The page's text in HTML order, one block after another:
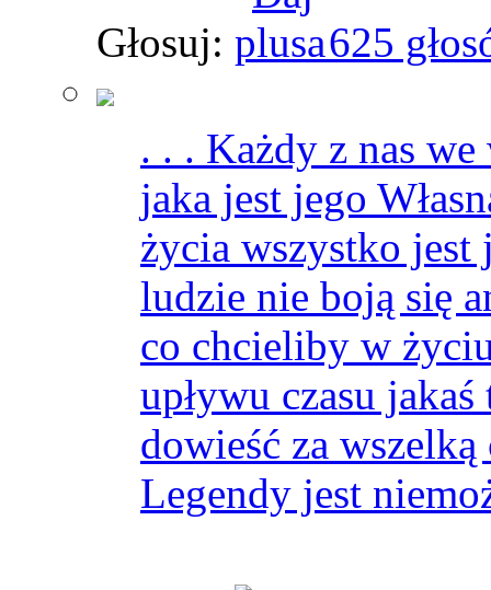
Głosuj: 625
. . . Każdy z nas we
jaka jest jego
życia wszystko jest
ludzie nie boją się
co chcieliby w
upływu czasu jakaś
dowieść za wszelką
Legendy jest